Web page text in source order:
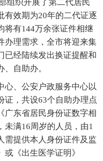
织开展了第二代居民
有效期为20年的二代证逐
将有144万余张证件相继
办理需求，全市将迎来集
已经陆续发出换证提醒和
自助办。
、公安户政服务中心以
证，共设63个自助办理点
广东省居民身份证数字相
未满16周岁的人员，由1
需提供本人身份证件及监
《出生医学证明》